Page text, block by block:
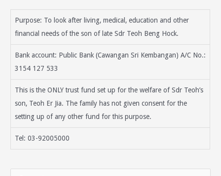
Purpose: To look after living, medical, education and other
financial needs of the son of late Sdr Teoh Beng Hock.
Bank account: Public Bank (Cawangan Sri Kembangan) A/C No.:
3154 127 533
This is the ONLY trust fund set up for the welfare of Sdr Teoh’s
son, Teoh Er Jia. The family has not given consent for the
setting up of any other fund for this purpose.
Tel: 03-92005000